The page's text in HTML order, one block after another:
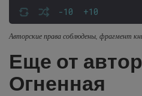
-10 +10
Авторские права соблюдены, фрагмент
Еще от
Огненная